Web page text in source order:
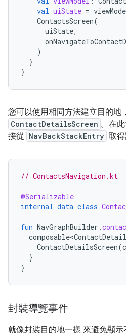
val uiState =
ContactsScreen(
uiState,
)
}
}
您可以使用相同方法建立目的地
ContactDetailsScreen 。在
接從 NavBackStackEntry 取得
// ContactsNavigation.kt
@Serializable
internal data class
fun NavGraphBuilder .
ContactDetailsScreen(
}
}
封裝導覽事件
就像封裝目的地一樣 來避免顯